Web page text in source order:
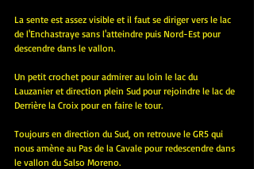
La sente est assez visible et il faut se diriger vers le lac
de l'Enchastraye sans l'atteindre puis Nord-Est pour
descendre dans le vallon.
Un petit crochet pour admirer au loin le lac du
Lauzanier et direction plein Sud pour rejoindre le lac de
Derrière la Croix pour en faire le tour.
Toujours en direction du Sud, on retrouve le GR5 qui
nous amène au Pas de la Cavale pour redescendre dans
le vallon du Salso Moreno.